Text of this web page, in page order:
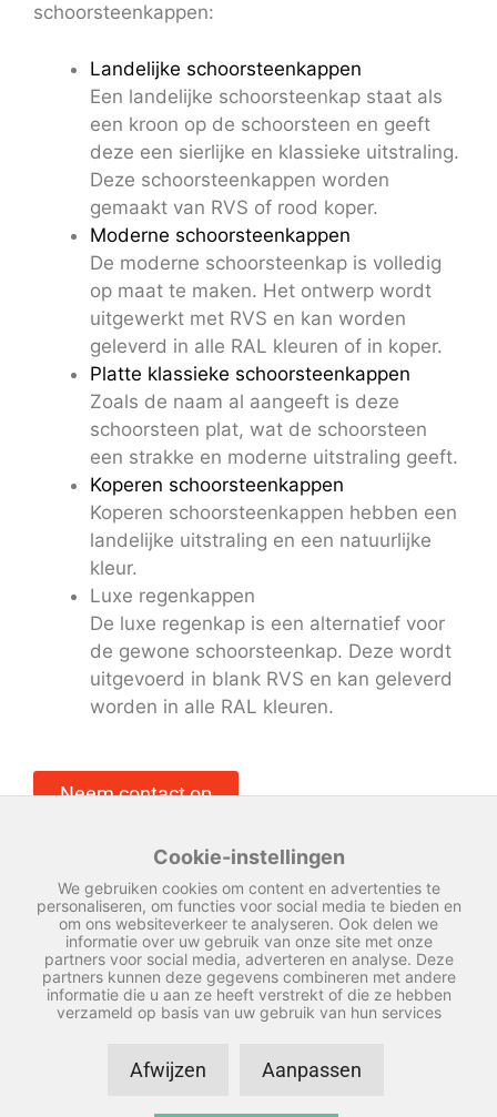
schoorsteenkappen:
Landelijke schoorsteenkappen
Een landelijke schoorsteenkap staat als
een kroon op de schoorsteen en geeft
deze een sierlijke en klassieke uitstraling.
Deze schoorsteenkappen worden
gemaakt van RVS of rood koper.
Moderne schoorsteenkappen
De moderne schoorsteenkap is volledig
op maat te maken. Het ontwerp wordt
uitgewerkt met RVS en kan worden
geleverd in alle RAL kleuren of in koper.
Platte klassieke schoorsteenkappen
Zoals de naam al aangeeft is deze
schoorsteen plat, wat de schoorsteen
een strakke en moderne uitstraling geeft.
Koperen schoorsteenkappen
Koperen schoorsteenkappen hebben een
landelijke uitstraling en een natuurlijke
kleur.
Luxe regenkappen
De luxe regenkap is een alternatief voor
de gewone schoorsteenkap. Deze wordt
uitgevoerd in blank RVS en kan geleverd
worden in alle RAL kleuren.
Neem contact op
Cookie-instellingen
We gebruiken cookies om content en advertenties te
personaliseren, om functies voor social media te bieden en
om ons websiteverkeer te analyseren. Ook delen we
informatie over uw gebruik van onze site met onze
partners voor social media, adverteren en analyse. Deze
partners kunnen deze gegevens combineren met andere
informatie die u aan ze heeft verstrekt of die ze hebben
verzameld op basis van uw gebruik van hun services
Afwijzen Aanpassen